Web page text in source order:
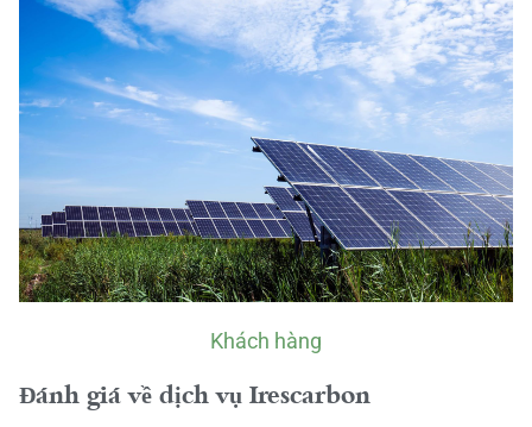
Khách hàng
Đánh giá về dịch vụ Irescarbon